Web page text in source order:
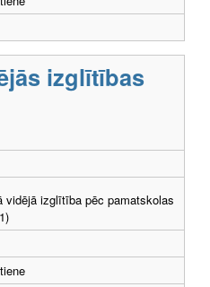
izglītības
vidējā izglītība pēc pamatskolas